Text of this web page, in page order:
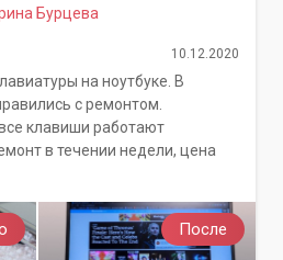
После
Бурцева
10.12.2020
на ноутбуке. В
с ремонтом.
клавиши работают
в течении недели, цена